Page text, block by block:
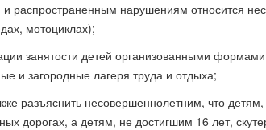
распространенным нарушениям относится
мотоциклах);
занятости детей организованными
и загородные лагеря труда и отдыха;
разъяснить несовершеннолетним, что
дорогах, а детям, не достигшим 16 лет,